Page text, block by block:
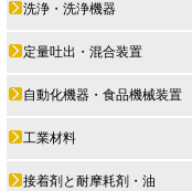
洗浄・洗浄機器
定量吐出・混合装置
自動化機器・食品機械装置
工業材料
接着剤と耐摩耗剤・油